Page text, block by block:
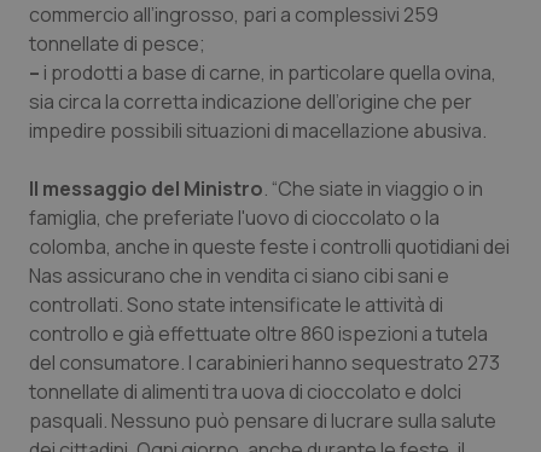
Quotidiano Pediatria
Rene & patologie urogenitali
Salute orale & impianti
Sangue & coagulazione
Tiroide
Tumore al seno
Tumore ovarico
commercio all’ingrosso, pari a complessivi 259
tonnellate di pesce;
– i prodotti a base di carne, in particolare quella ovina,
sia circa la corretta indicazione dell’origine che per
impedire possibili situazioni di macellazione abusiva.
Il messaggio del Ministro. “Che siate in viaggio o in
famiglia, che preferiate l'uovo di cioccolato o la
colomba, anche in queste feste i controlli quotidiani dei
Nas assicurano che in vendita ci siano cibi sani e
controllati. Sono state intensificate le attività di
controllo e già effettuate oltre 860 ispezioni a tutela
del consumatore. I carabinieri hanno sequestrato 273
tonnellate di alimenti tra uova di cioccolato e dolci
pasquali. Nessuno può pensare di lucrare sulla salute